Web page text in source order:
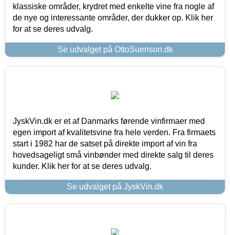
klassiske områder, krydret med enkelte vine fra nogle af
de nye og interessante områder, der dukker op. Klik her
for at se deres udvalg.
Se udvalget på OttoSuenson.dk
JyskVin.dk er et af Danmarks førende vinfirmaer med
egen import af kvalitetsvine fra hele verden. Fra firmaets
start i 1982 har de satset på direkte import af vin fra
hovedsageligt små vinbønder med direkte salg til deres
kunder. Klik her for at se deres udvalg.
Se udvalget på JyskVin.dk